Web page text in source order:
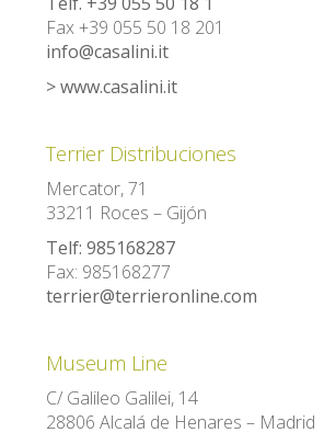
Fax +39 055 50 18 201
info@casalini.it
> www.casalini.it
Terrier Distribuciones
Mercator, 71
33211 Roces – Gijón
Telf: 985168287
Fax: 985168277
terrier@terrieronline.com
Museum Line
C/ Galileo Galilei, 14
28806 Alcalá de Henares – Madrid